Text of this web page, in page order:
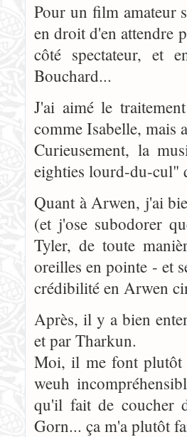
Pour un film amateur
en droit d'en attendre
côté spectateur, et
Bouchard...
J'ai aimé le
comme Isabelle, mais
Curieusement, la
eighties lourd-du-cul"
Quant à Arwen, j'ai
(et j'ose subodorer
Tyler, de toute
oreilles en pointe - et
crédibilité en Arwen
Après, il y a bien
et par Tharkun.
Moi, il me font plutôt
weuh
qu'il fait de coucher
Gorn... ça m'a plutôt